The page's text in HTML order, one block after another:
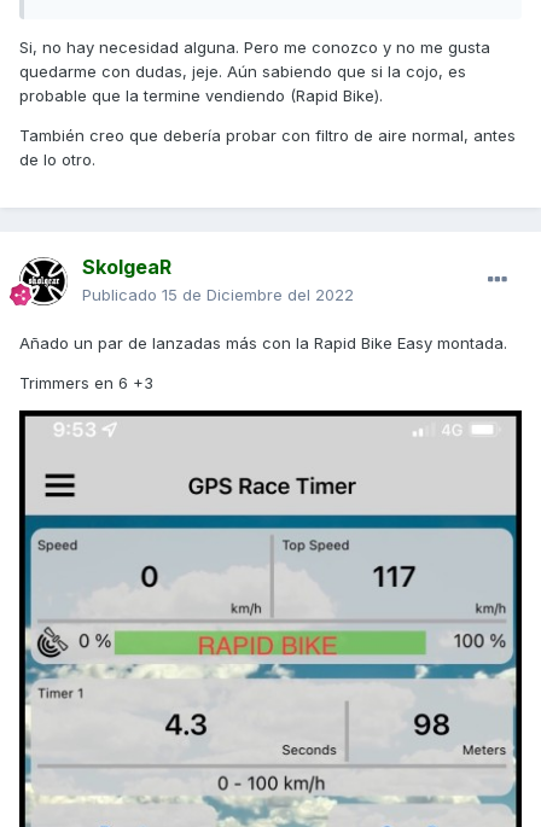
Si, no hay necesidad alguna. Pero me conozco y no me gusta
quedarme con dudas, jeje. Aún sabiendo que si la cojo, es
probable que la termine vendiendo (Rapid Bike).
También creo que debería probar con filtro de aire normal, antes
de lo otro.
SkolgeaR
Publicado 15 de Diciembre del 2022
Añado un par de lanzadas más con la Rapid Bike Easy montada.
Trimmers en 6 +3